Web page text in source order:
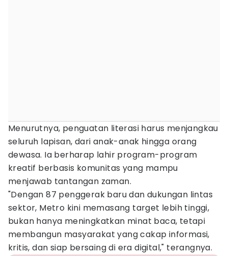
Menurutnya, penguatan literasi harus menjangkau
seluruh lapisan, dari anak-anak hingga orang
dewasa. Ia berharap lahir program-program
kreatif berbasis komunitas yang mampu
menjawab tantangan zaman.
"Dengan 87 penggerak baru dan dukungan lintas
sektor, Metro kini memasang target lebih tinggi,
bukan hanya meningkatkan minat baca, tetapi
membangun masyarakat yang cakap informasi,
kritis, dan siap bersaing di era digital," terangnya.